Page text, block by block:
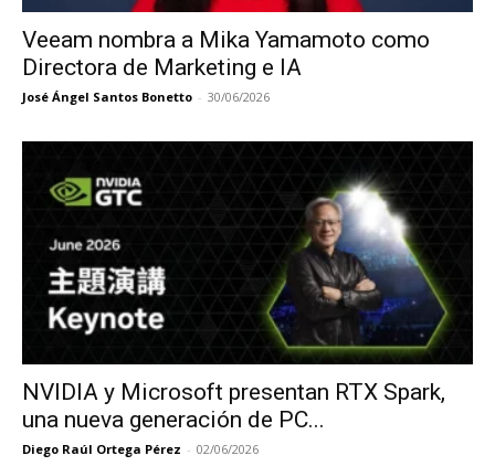
Veeam nombra a Mika Yamamoto como
Directora de Marketing e IA
José Ángel Santos Bonetto - 30/06/2026
NVIDIA y Microsoft presentan RTX Spark,
una nueva generación de PC...
Diego Raúl Ortega Pérez - 02/06/2026